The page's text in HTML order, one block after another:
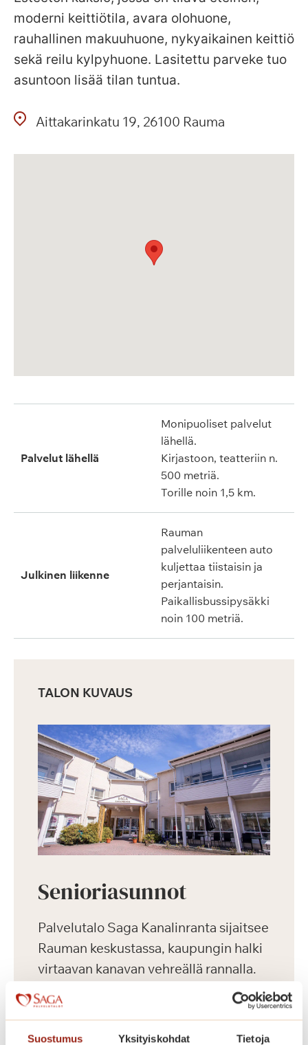
Suostumus Yksityiskohdat Tietoja
moderni keittiötila, avara olohuone,
rauhallinen makuuhuone, nykyaikainen keittiö
sekä reilu kylpyhuone. Lasitettu parveke tuo
asuntoon lisää tilan tuntua.
Aittakarinkatu 19 26100 Rauma
Palvelut lähellä
Monipuoliset palvelut
lähellä.
Kirjastoon, teatteriin n.
500 metriä.
Torille noin 1,5 km.
Julkinen liikenne
Rauman
palveluliikenteen auto
kuljettaa tiistaisin ja
perjantaisin.
Paikallisbussipysäkki
noin 100 metriä.
TALON KUVAUS
Senioriasunnot
Palvelutalo Saga Kanalinranta sijaitsee
Rauman keskustassa, kaupungin halki
virtaavan kanavan vehreällä rannalla.
Talossa on 80 parvekkeellista kaksiota
ikäihmisille. Saga Kanalinrannan
senioriasunnoissa omatoiminen arki